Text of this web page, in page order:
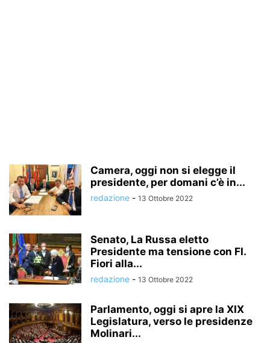
Camera, oggi non si elegge il
presidente, per domani c’è in...
redazione - 13 Ottobre 2022
Senato, La Russa eletto
Presidente ma tensione con FI.
Fiori alla...
redazione - 13 Ottobre 2022
Parlamento, oggi si apre la XIX
Legislatura, verso le presidenze
Molinari...